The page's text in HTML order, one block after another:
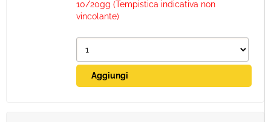
10/20gg (Tempistica indicativa non
vincolante)